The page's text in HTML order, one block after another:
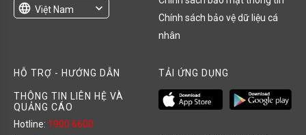
language Việt Nam
expand_more
Chính sách bảo vệ dữ liệu cá
nhân
HỖ TRỢ - HƯỚNG DẪN
THÔNG TIN LIÊN HỆ VÀ
QUẢNG CÁO
Hotline: 1900 6600
TẢI ỨNG DỤNG